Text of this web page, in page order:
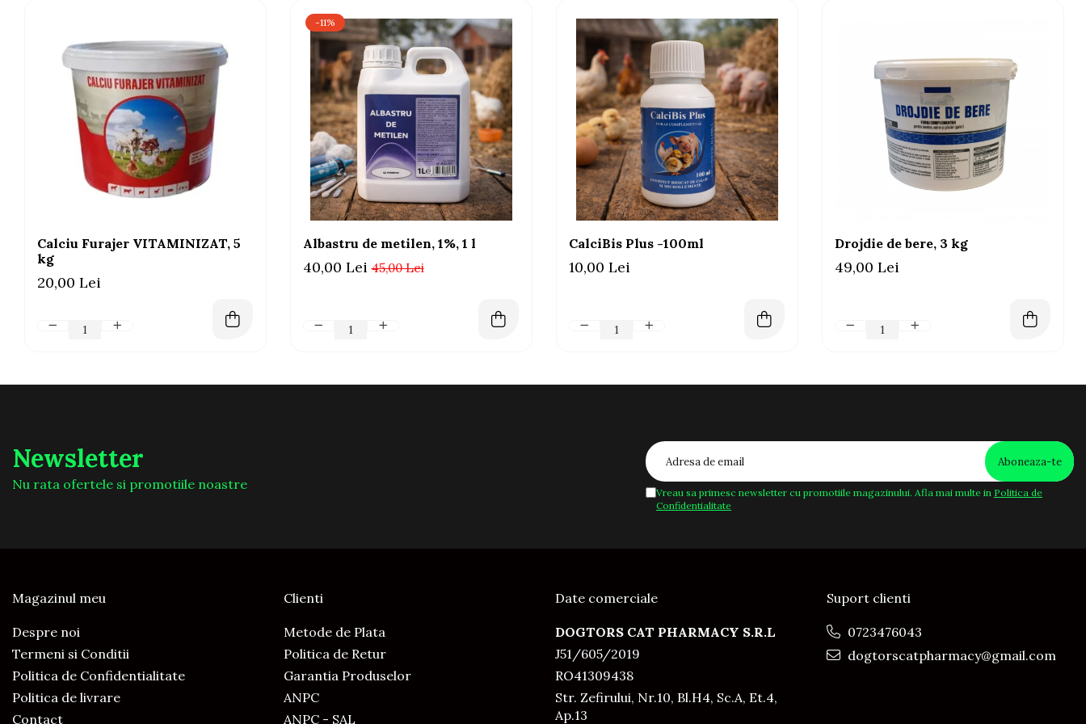
Calciu Furajer VITAMINIZAT, 5
kg
20,00 Lei
-11%
Albastru de metilen, 1%, 1 l
45,00 Lei
40,00 Lei
CalciBis Plus -100ml
10,00 Lei
Drojdie de bere, 3 kg
49,00 Lei
Newsletter
Nu rata ofertele si promotiile noastre
Vreau sa primesc newsletter cu promotiile magazinului. Afla mai multe in Politica de
Confidentialitate
Magazinul meu
Despre noi
Termeni si Conditii
Politica de Confidentialitate
Politica de livrare
Contact
Clienti
Metode de Plata
Politica de Retur
Garantia Produselor
ANPC
ANPC - SAL
Date comerciale
DOGTORS CAT PHARMACY S.R.L
J51/605/2019
RO41309438
Str. Zefirului, Nr.10, Bl.H4, Sc.A, Et.4,
Ap.13
Suport clienti
0723476043
dogtorscatpharmacy@gmail.com